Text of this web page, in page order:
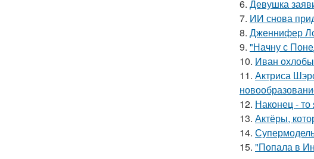
6. Девушка
7. ИИ снова
8. Дженнифер
9. "Начну с
10. Иван
11. Актриса
12. Наконец -
13. Актёры,
14.
15. "Попала в